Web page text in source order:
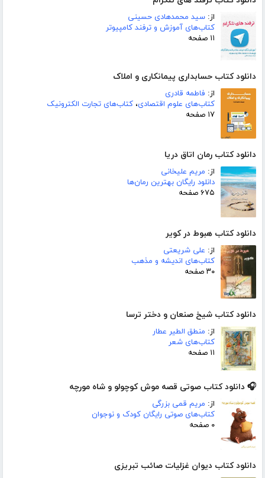
از: سید محمدهادی حسینی
کتاب‌های آموزش و ترفند کامپیوتر
۱۱ صفحه
دانلود کتاب حسابداری پیمانکاری و املاک
از: فاطمه قادری
کتاب‌های علوم اقتصادی، کتاب‌های تجارت الکترونیک
۱۷ صفحه
دانلود کتاب رمان اتاق دریا
از: مریم علیخانی
دانلود رایگان بهترین رمان‌ها
۶۷۵ صفحه
دانلود کتاب هبوط در کویر
از: علی شریعتی
کتاب‌های اندیشه و مذهب
۳۰ صفحه
دانلود کتاب شیخ صنعان و دختر ترسا
از: منطق الطیر عطار
کتاب‌های شعر
۱۱ صفحه
🎧 دانلود کتاب صوتی قصه موش کوچولو و شاه مورچه
از: مریم قمی بزرگی
کتاب‌های صوتی رایگان کودک و نوجوان
۰ صفحه
دانلود کتاب دیوان غزلیات صائب تبریزی